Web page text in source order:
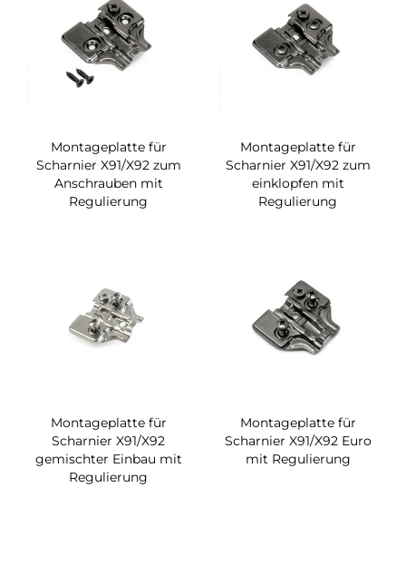
Montageplatte für
Scharnier X91/X92 zum
Anschrauben mit
Regulierung
Montageplatte für
Scharnier X91/X92 zum
einklopfen mit
Regulierung
Montageplatte für
Scharnier X91/X92
gemischter Einbau mit
Regulierung
Montageplatte für
Scharnier X91/X92 Euro
mit Regulierung